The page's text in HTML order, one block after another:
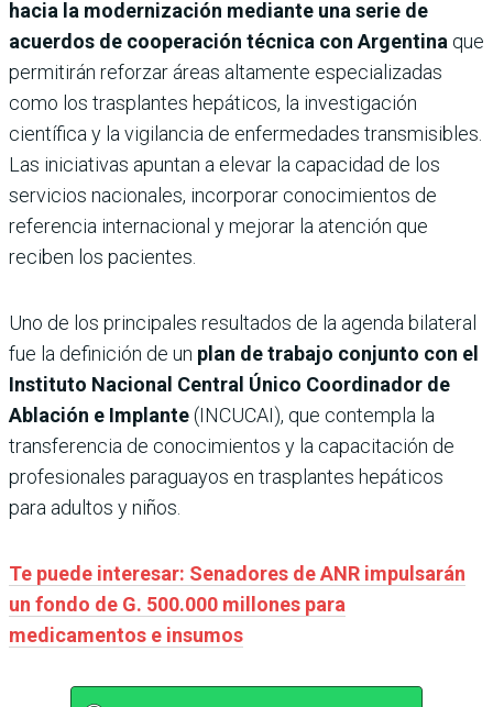
hacia la modernización mediante una serie de
acuerdos de cooperación técnica con Argentina que
permitirán reforzar áreas altamente especializadas
como los trasplantes hepáticos, la investigación
científica y la vigilancia de enfermedades transmisibles.
Las iniciativas apuntan a elevar la capacidad de los
servicios nacionales, incorporar conocimientos de
referencia internacional y mejorar la atención que
reciben los pacientes.
Uno de los principales resultados de la agenda bilateral
fue la definición de un plan de trabajo conjunto con el
Instituto Nacional Central Único Coordinador de
Ablación e Implante(INCUCAI), que contempla la
transferencia de conocimientos y la capacitación de
profesionales paraguayos en trasplantes hepáticos
para adultos y niños.
Te puede interesar: Senadores de ANR impulsarán
un fondo de G. 500.000 millones para
medicamentos e insumos